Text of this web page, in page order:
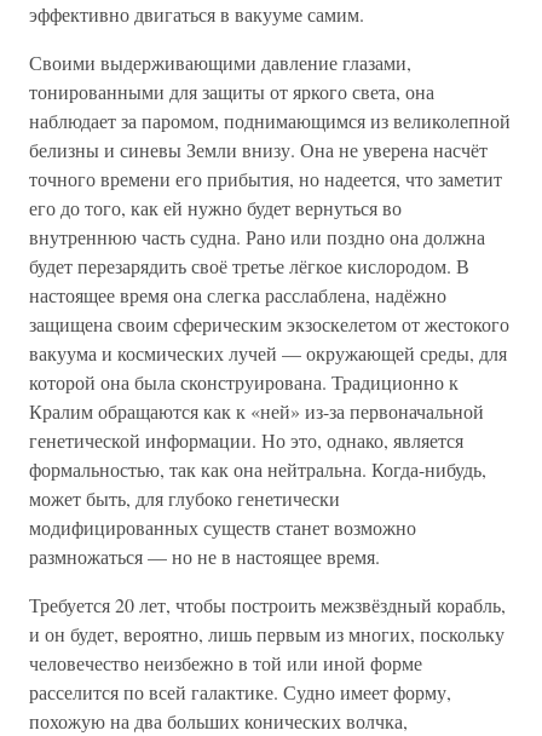
эффективно двигаться в вакууме самим.
Своими выдерживающими давление глазами,
тонированными для защиты от яркого света, она
наблюдает за паромом, поднимающимся из великолепной
белизны и синевы Земли внизу. Она не уверена насчёт
точного времени его прибытия, но надеется, что заметит
его до того, как ей нужно будет вернуться во
внутреннюю часть судна. Рано или поздно она должна
будет перезарядить своё третье лёгкое кислородом. В
настоящее время она слегка расслаблена, надёжно
защищена своим сферическим экзоскелетом от жестокого
вакуума и космических лучей — окружающей среды, для
которой она была сконструирована. Традиционно к
Кралим обращаются как к «ней» из-за первоначальной
генетической информации. Но это, однако, является
формальностью, так как она нейтральна. Когда-нибудь,
может быть, для глубоко генетически
модифицированных существ станет возможно
размножаться — но не в настоящее время.
Требуется 20 лет, чтобы построить межзвёздный корабль,
и он будет, вероятно, лишь первым из многих, поскольку
человечество неизбежно в той или иной форме
расселится по всей галактике. Судно имеет форму,
похожую на два больших конических волчка,